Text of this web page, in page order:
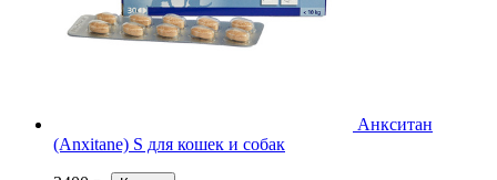
Анкситан
(Anxitane) S для кошек и собак